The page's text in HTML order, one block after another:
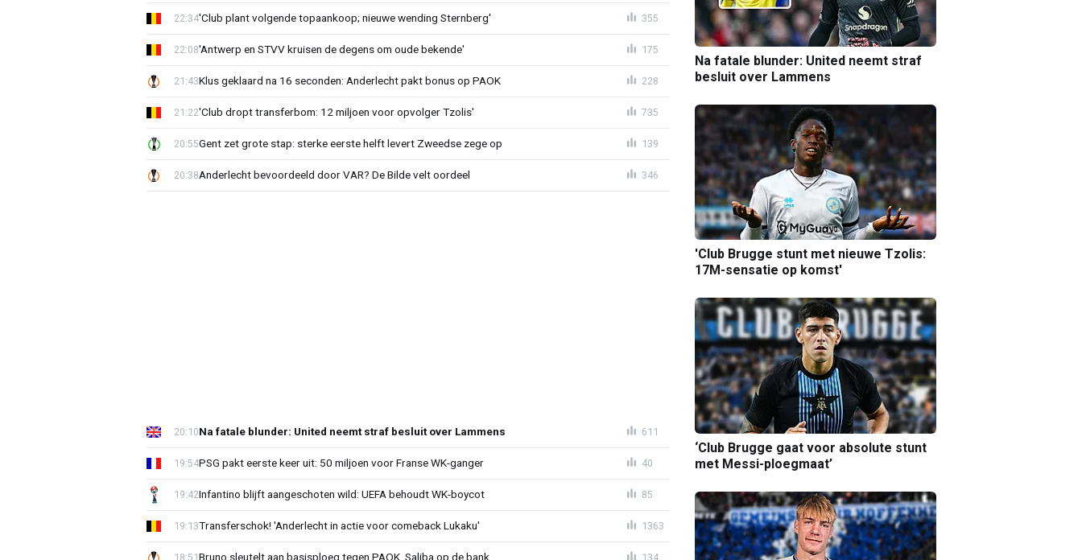
'Club plant volgende topaankoop; nieuwe wending Sternberg'
22:34 355
'Antwerp en STVV kruisen de degens om oude bekende'
22:08 175
Klus geklaard na 16 seconden: Anderlecht pakt bonus op PAOK
21:43 228
'Club dropt transferbom: 12 miljoen voor opvolger Tzolis'
21:22 735
Gent zet grote stap: sterke eerste helft levert Zweedse zege op
20:55 139
Anderlecht bevoordeeld door VAR? De Bilde velt oordeel
20:38 346
Na fatale blunder: United neemt straf besluit over Lammens
20:10 611
PSG pakt eerste keer uit: 50 miljoen voor Franse WK-ganger
19:54 40
Infantino blijft aangeschoten wild: UEFA behoudt WK-boycot
19:42 85
Transferschok! 'Anderlecht in actie voor comeback Lukaku'
19:13 1363
Bruno sleutelt aan basisploeg tegen PAOK, Saliba op de bank
18:51 134
Na fatale blunder: United neemt straf
besluit over Lammens
'Club Brugge stunt met nieuwe Tzolis:
17M-sensatie op komst'
‘Club Brugge gaat voor absolute stunt
met Messi-ploegmaat’